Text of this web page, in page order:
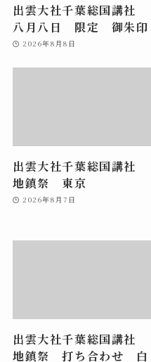
出雲大社千葉総国講社
八月八日 限定 御朱印
2026年8月8日
出雲大社千葉総国講社
地鎮祭 東京
2026年8月7日
出雲大社千葉総国講社
地鎮祭 打ち合わせ 白